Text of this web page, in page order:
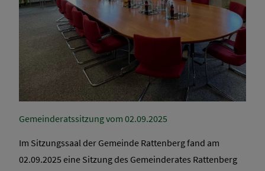
Gemeinderatssitzung vom 02.09.2025
Im Sitzungssaal der Gemeinde Rattenberg fand am
02.09.2025 eine Sitzung des Gemeinderates Rattenberg